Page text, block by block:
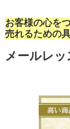
お客様の心をつ
売れるための
メールレッ